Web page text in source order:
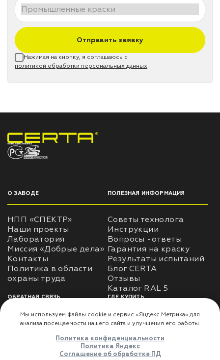
Отправить заявку
Нажимая на кнопку, я соглашаюсь с
политикой обработки персональных данных
НПП «СПЕКТР» ЗАВОД ЛАКОКРАСОЧНЫХ МАТЕРИАЛОВ
О ЗАВОДЕ
НПП «СПЕКТР»
Наши проекты
Лаборатория
Миссия «Добрые дела»
Контакты
Политика в области
ПОЛЕЗНАЯ ИНФОРМАЦИЯ
Советы технолога
Инструкции
Вопросы -ответы
Гарантия на краску
Результаты испытаний
Блог CERTA
Отзывы
Каталог RAL 5
ОБРАТНАЯ СВЯЗЬ
Использование
использования личных
ГДЕ КУПИТЬ
Доставка
Где купить